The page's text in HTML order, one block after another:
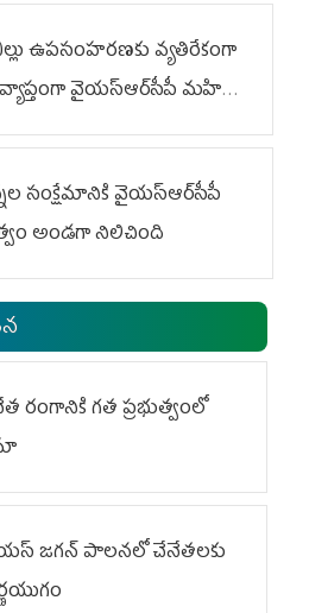
ఉపసంహరణకు వ్యతిరేకంగా
వైయ‌స్ఆర్‌సీపీ మహిళా
ఆందోళనలు
సంక్షేమానికి వైయ‌స్ఆర్‌సీపీ
అండగా నిలిచింది
రంగానికి గత ప్రభుత్వంలో
జగన్ పాలనలో చేనేతలకు